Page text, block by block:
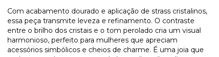
Com acabamento dourado e aplicação de strass cristalinos,
essa peça transmite leveza e refinamento. O contraste
entre o brilho dos cristais e o tom perolado cria um visual
harmonioso, perfeito para mulheres que apreciam
acessórios simbólicos e cheios de charme. É uma joia que